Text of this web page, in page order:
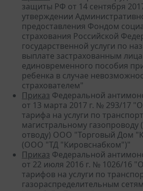
защиты РФ от 14 сентября
утверждении
предоставления Фондом
страхования Российской
государственной услуги по
выплате застрахованным
единовременного пособия
ребенка в случае
страхователем"
Приказ Федеральной
от 13 марта 2017 г. № 293/17
тарифа на услуги по
магистральному газопроводу
отводу) ООО "Торговый Дом
(ООО "ТД "Кировснабком")"
Приказ Федеральной
от 22 июля 2016 г. № 1026/16
тарифов на услуги по
газораспределительным